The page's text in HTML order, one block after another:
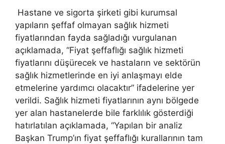
Hastane ve sigorta şirketi gibi kurumsal
yapıların şeffaf olmayan sağlık hizmeti
fiyatlarından fayda sağladığı vurgulanan
açıklamada, “Fiyat şeffaflığı sağlık hizmeti
fiyatlarını düşürecek ve hastaların ve sektörün
sağlık hizmetlerinde en iyi anlaşmayı elde
etmelerine yardımcı olacaktır” ifadelerine yer
verildi. Sağlık hizmeti fiyatlarının aynı bölgede
yer alan hastanelerde bile farklılık gösterdiği
hatırlatılan açıklamada, “Yapılan bir analiz
Başkan Trump’ın fiyat şeffaflığı kurallarının tam